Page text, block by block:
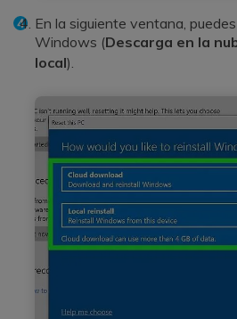
En la siguiente ventana,
Windows (Descarga en la
local).